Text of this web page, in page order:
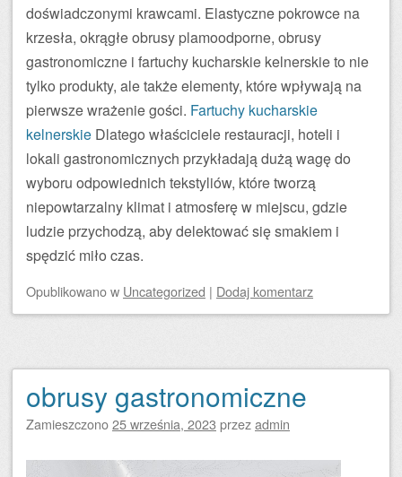
doświadczonymi krawcami. Elastyczne pokrowce na
krzesła, okrągłe obrusy plamoodporne, obrusy
gastronomiczne i fartuchy kucharskie kelnerskie to nie
tylko produkty, ale także elementy, które wpływają na
pierwsze wrażenie gości. Fartuchy kucharskie
kelnerskie Dlatego właściciele restauracji, hoteli i
lokali gastronomicznych przykładają dużą wagę do
wyboru odpowiednich tekstyliów, które tworzą
niepowtarzalny klimat i atmosferę w miejscu, gdzie
ludzie przychodzą, aby delektować się smakiem i
spędzić miło czas.
Opublikowanow Uncategorized | Dodaj komentarz
obrusy gastronomiczne
Zamieszczono25 września, 2023 przezadmin